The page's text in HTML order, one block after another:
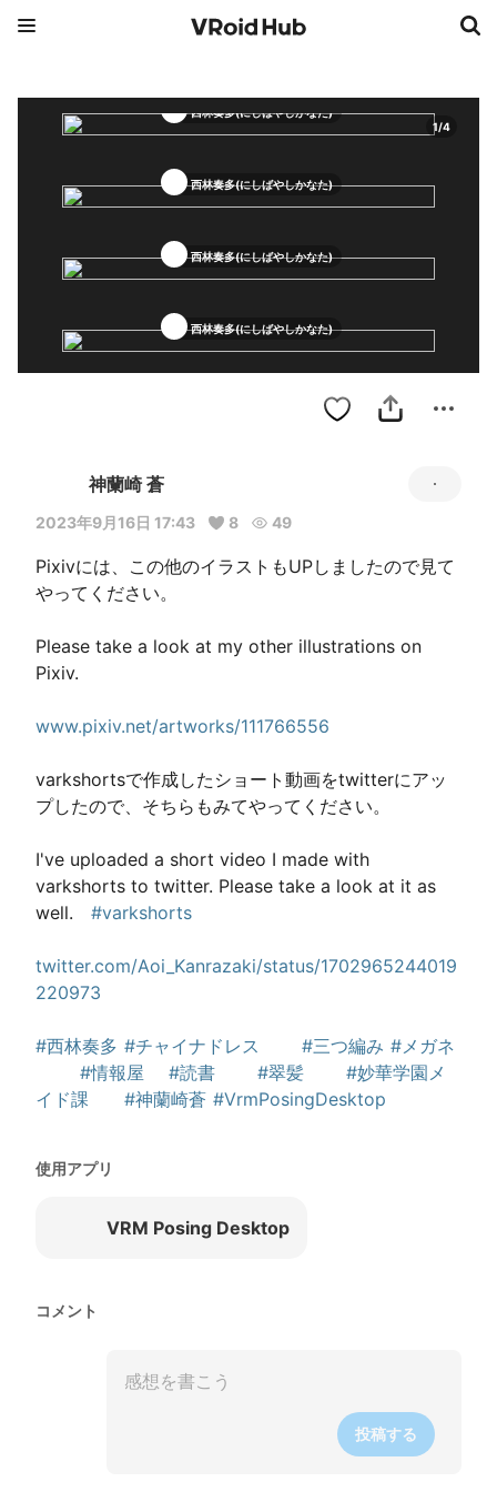
1/4
西林奏多(にしばやしかなた)
西林奏多(にしばやしかなた)
西林奏多(にしばやしかなた)
西林奏多(にしばやしかなた)
神蘭崎 蒼
2023年9月16日 17:43 8 49
Pixivには、この他のイラストもUPしましたので見て
やってください。
Please take a look at my other illustrations on
Pixiv.
www.pixiv.net/artworks/111766556
varkshortsで作成したショート動画をtwitterにアッ
プしたので、そちらもみてやってください。
I've uploaded a short video I made with
varkshorts to twitter. Please take a look at it as
well. #varkshorts
twitter.com/Aoi_Kanrazaki/status/1702965244019
220973
#西林奏多 #チャイナドレス #三つ編み #メガネ
#情報屋
#読書 #翠髪
#妙華学園メ
イド課
#神蘭崎蒼 #VrmPosingDesktop
使用アプリ
VRM Posing Desktop
コメント
投稿する